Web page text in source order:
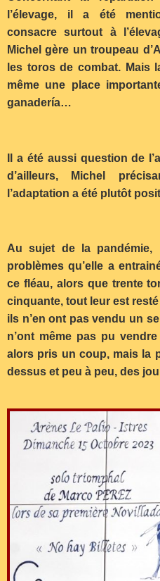
l’élevage, il a été
consacre surtout à
Michel gère un troupeau
les toros de combat. Mais
même une place
ganadería…
Il a été aussi question de
d’ailleurs, Michel
l’adaptation a été plutôt
Au sujet de la
problèmes qu’elle a
ce fléau, alors que trente
cinquante, tout leur est
ils n’en ont pas vendu un
n’ont même pas pu
alors pris un coup, mais la
dessus et peu à peu, des